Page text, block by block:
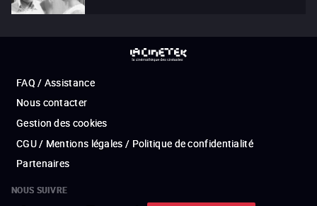
FAQ / Assistance
Nous contacter
Gestion des cookies
CGU / Mentions légales / Politique de confidentialité
Partenaires
NOUS SUIVRE